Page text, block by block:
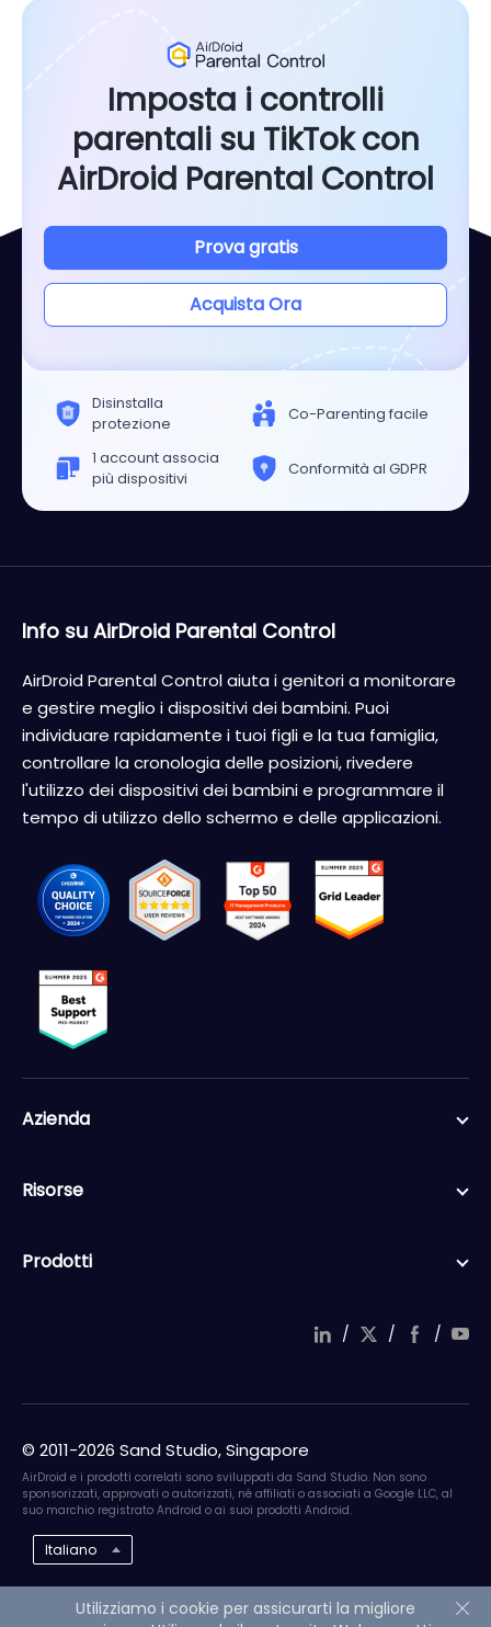
Imposta i controlli
parentali su TikTok con
AirDroid Parental Control
Prova gratis
Acquista Ora
Disinstalla
protezione
Co-Parenting facile
1 account associa
più dispositivi
Conformità al GDPR
Info su AirDroid Parental Control
AirDroid Parental Control aiuta i genitori a monitorare
e gestire meglio i dispositivi dei bambini. Puoi
individuare rapidamente i tuoi figli e la tua famiglia,
controllare la cronologia delle posizioni, rivedere
l'utilizzo dei dispositivi dei bambini e programmare il
tempo di utilizzo dello schermo e delle applicazioni.
Azienda
Risorse
Prodotti
/ / /
© 2011-2026 Sand Studio, Singapore
AirDroid e i prodotti correlati sono sviluppati da Sand Studio. Non sono
sponsorizzati, approvati o autorizzati, né affiliati o associati a Google LLC, al
suo marchio registrato Android o ai suoi prodotti Android.
Italiano
Utilizziamo i cookie per assicurarti la migliore